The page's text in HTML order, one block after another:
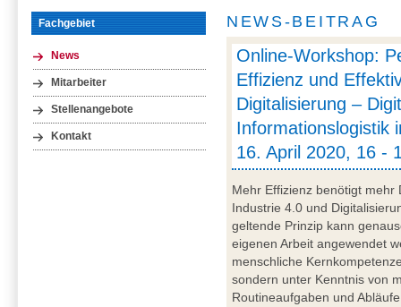
Fachgebiet
News
Mitarbeiter
Stellenangebote
Kontakt
NEWS-BEITRAG
Online-Workshop:
Effizienz und
Digitalisierung –
Informationslogistik
16. April 2020, 16 -
Mehr Effizienz benötigt mehr
Industrie 4.0 und
geltende Prinzip kann
eigenen Arbeit angewendet
menschliche
sondern unter Kenntnis von
Routineaufgaben und